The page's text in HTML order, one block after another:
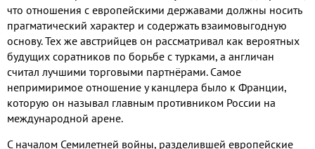
что отношения с европейскими державами должны носить
прагматический характер и содержать взаимовыгодную
основу. Тех же австрийцев он рассматривал как вероятных
будущих соратников по борьбе с турками, а англичан
считал лучшими торговыми партнёрами. Самое
непримиримое отношение у канцлера было к Франции,
которую он называл главным противником России на
международной арене.
С началом Семилетней войны, разделившей европейские